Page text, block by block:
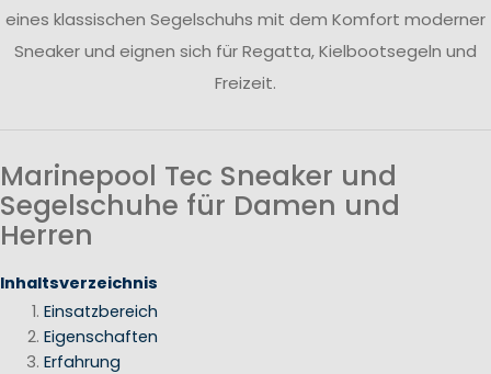
eines klassischen Segelschuhs mit dem Komfort moderner
Sneaker und eignen sich für Regatta, Kielbootsegeln und
Freizeit.
Marinepool Tec Sneaker und
Segelschuhe für Damen und
Herren
Inhaltsverzeichnis
Einsatzbereich
Eigenschaften
Erfahrung